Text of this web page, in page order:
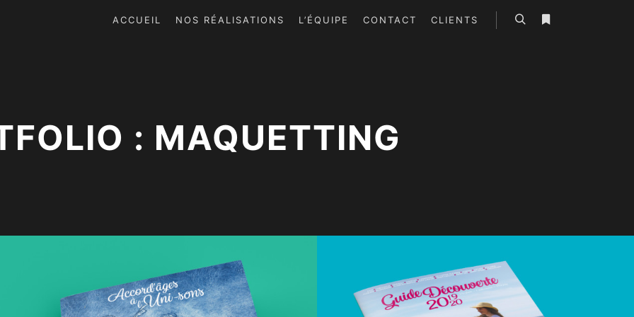
ACCUEIL NOS RÉALISATIONS L’ÉQUIPE CONTACT CLIENTS
: MAQUETTING